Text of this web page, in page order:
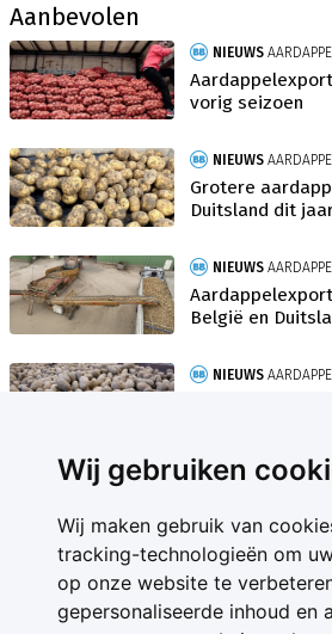
Wij gebruiken
Wij maken gebruik van
tracking-technologieën om
op onze website te
gepersonaliseerde inhoud en
Aanbevolen
NIEUWS
vorig seizoen
NIEUWS
Grotere
Duitsland dit
NIEUWS
België en
NIEUWS
Contact